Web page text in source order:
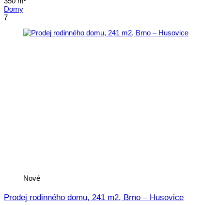
Domy
7
Nové
Prodej rodinného domu, 241 m2, Brno – Husovice